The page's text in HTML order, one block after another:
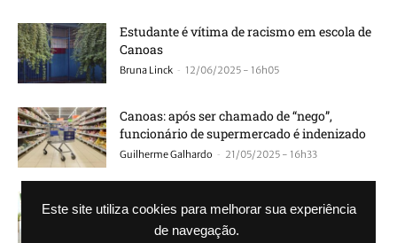
Este site utiliza cookies para melhorar sua experiência
de navegação.
Estudante é vítima de racismo em escola de
Canoas
Bruna Linck - 12/06/2025 - 16h05
Canoas: após ser chamado de “nego”,
funcionário de supermercado é indenizado
Guilherme Galhardo - 21/05/2025 - 16h33
de ‘macaca’ e ‘cabelo de bombril’ em...
Agência GBC - 22/03/2024 - 13h49